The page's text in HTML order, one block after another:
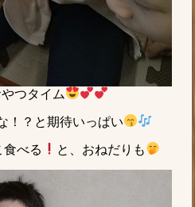
つタイム
！？と期待いっぱい
食べる と、おねだりも